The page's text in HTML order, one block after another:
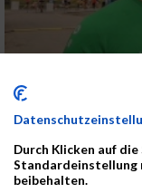
Durch Klicken auf
Standardeinstellung
beibehalten.